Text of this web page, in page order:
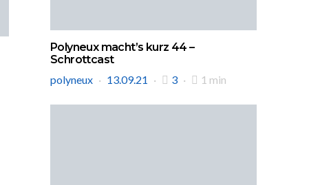
Polyneux macht’s kurz 44 –
Schrottcast
polyneux
13.09.21 3 1 min